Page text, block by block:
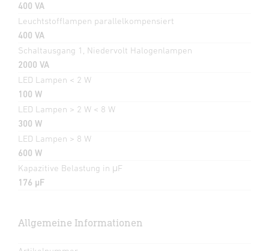
400 VA
Leuchtstofflampen parallelkompensiert
400 VA
Schaltausgang 1, Niedervolt Halogenlampen
2000 VA
LED Lampen < 2 W
100 W
LED Lampen > 2 W < 8 W
300 W
LED Lampen > 8 W
600 W
Kapazitive Belastung in μF
176 µF
Allgemeine Informationen